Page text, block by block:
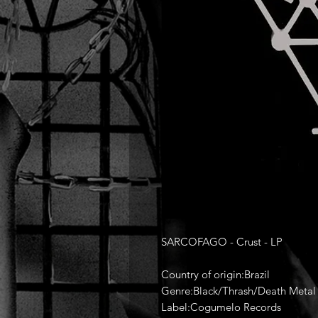
SARCOFAGO ‎- Crust - LP
Country of origin:Brazil
Genre:Black/Thrash/Death Metal
Label:Cogumelo Records